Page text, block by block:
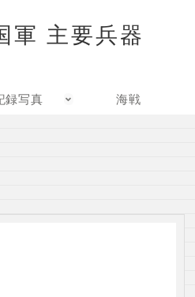
軍 主要兵器
録写真 海戦